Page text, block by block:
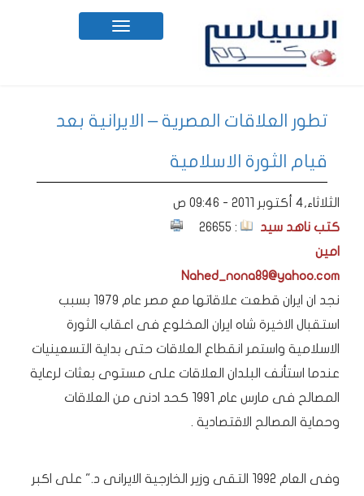
Toggle
navigation
تطور العلاقات المصرية – الايرانية بعد
قيام الثورة الاسلامية
الثلاثاء,4 أكتوبر 2011 - 09:46 ص
: 26655
كتب ناهد سيد
امين
Nahed_nona89@yahoo.com
نجد ان ايران قطعت علاقاتها مع مصر عام 1979 بسبب
استقبال الاخيرة شاه ايران المخلوع فى اعقاب الثورة
الاسلامية واستمر انقطاع العلاقات حتى بداية التسعينيات
عندما استأنف البلدان العلاقات على مستوى بعثات لرعاية
المصالح فى مارس عام 1991 كحد ادنى من العلاقات
وحماية المصالح الاقتصادية .
وفى العام 1992 التقى وزير الخارجية الايرانى د." على اكبر